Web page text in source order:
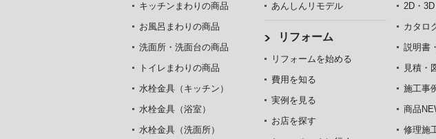
キッチンまわりの商品
お風呂まわりの商品
洗面所・洗面台の商品
トイレまわりの商品
水栓金具（キッチン）
水栓金具（浴室）
水栓金具（洗面所）
あんしんリモデル
リフォーム
リフォームを始める
費用を知る
実例を見る
お店を探す
2D・
カタロ
説明書
見積・
施工事
商品
修理施